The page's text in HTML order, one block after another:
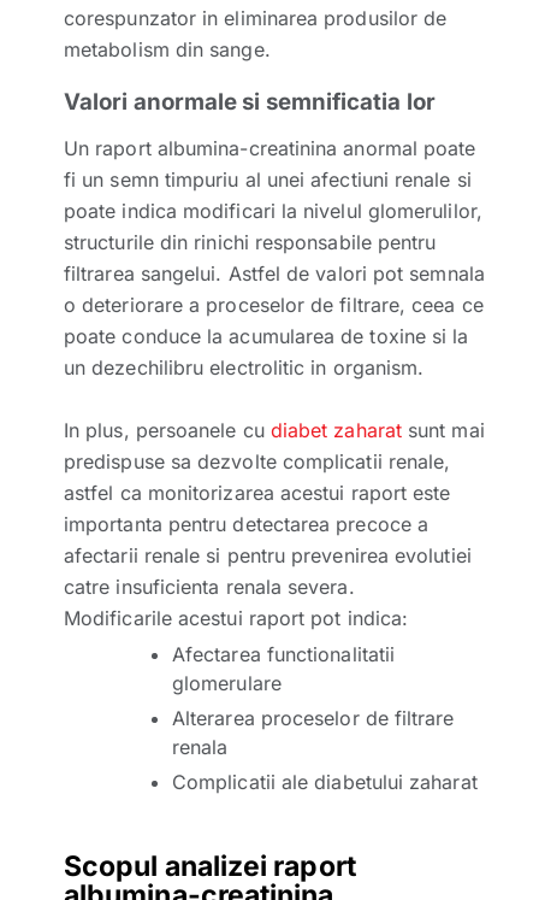
corespunzator in eliminarea produsilor de
metabolism din sange.
Valori anormale si semnificatia lor
Un raport albumina-creatinina anormal poate
fi un semn timpuriu al unei afectiuni renale si
poate indica modificari la nivelul glomerulilor,
structurile din rinichi responsabile pentru
filtrarea sangelui. Astfel de valori pot semnala
o deteriorare a proceselor de filtrare, ceea ce
poate conduce la acumularea de toxine si la
un dezechilibru electrolitic in organism.
In plus, persoanele cu diabet zaharatsunt mai
predispuse sa dezvolte complicatii renale,
astfel ca monitorizarea acestui raport este
importanta pentru detectarea precoce a
afectarii renale si pentru prevenirea evolutiei
catre insuficienta renala severa.
Modificarile acestui raport pot indica:
Afectarea functionalitatii
glomerulare
Alterarea proceselor de filtrare
renala
Complicatii ale diabetului zaharat
Scopul analizei raport